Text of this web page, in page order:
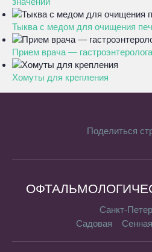
Тыква с медом для очищения
Прием врача — гастроэнтеролога
Хомуты для крепления
Поделиться
Санкт-
Садовая